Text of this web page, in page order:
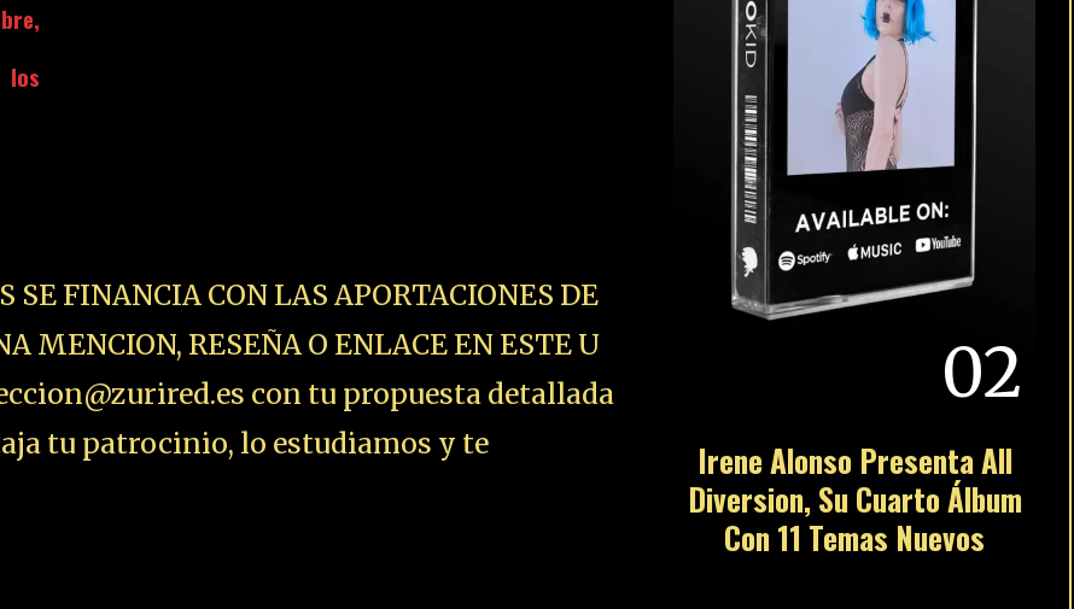
SE FINANCIA CON LAS APORTACIONES DE
MENCION, RESEÑA O ENLACE EN ESTE U
con tu propuesta detallada
tu patrocinio, lo estudiamos y te
02
Irene Alonso Presenta All
Diversion, Su Cuarto Álbum
Con 11 Temas Nuevos
03